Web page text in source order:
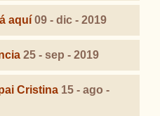
aquí 09 - dic - 2019
25 - sep - 2019
Cristina 15 - ago -